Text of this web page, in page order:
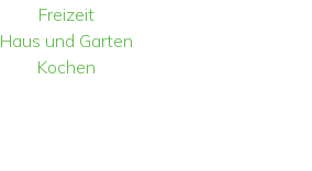
Freizeit
Haus und Garten
Kochen